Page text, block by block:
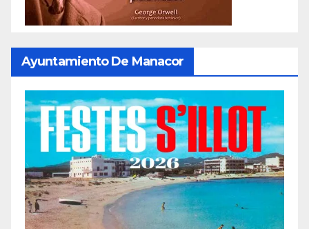
Ayuntamiento De Manacor